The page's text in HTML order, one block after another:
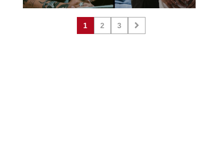
1 2 3